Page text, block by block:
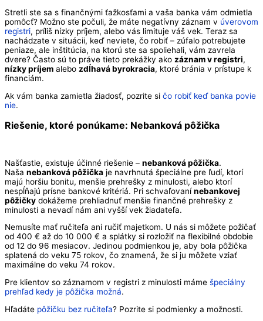
Stretli ste sa s finančnými ťažkosťami a vaša banka vám odmietla
pomôcť? Možno ste počuli, že máte negatívny záznam v úverovom
registri, príliš nízky príjem, alebo vás limituje váš vek. Teraz sa
nachádzate v situácii, keď neviete, čo robiť – zúfalo potrebujete
peniaze, ale inštitúcia, na ktorú ste sa spoliehali, vám zavrela
dvere? Často sú to práve tieto prekážky ako záznam v registri,
nízky príjem alebo zdĺhavá byrokracia, ktoré bránia v prístupe k
financiám.
Ak vám banka zamietla žiadosť, pozrite si čo robiť keď banka povie
nie.
Riešenie, ktoré ponúkame: Nebanková pôžička
Našťastie, existuje účinné riešenie – nebanková pôžička.
Naša nebanková pôžička je navrhnutá špeciálne pre ľudí, ktorí
majú horšiu bonitu, menšie prehrešky z minulosti, alebo ktorí
nespĺňajú prísne bankové kritériá. Pri schvaľovanínebankovej
pôžičky dokážeme prehliadnuť menšie finančné prehrešky z
minulosti a nevadí nám ani vyšší vek žiadateľa.
Nemusíte mať ručiteľa ani ručiť majetkom. U nás si môžete požičať
od 400 € až do 10 000 € a splátky si rozložiť na flexibilné obdobie
od 12 do 96 mesiacov. Jedinou podmienkou je, aby bola pôžička
splatená do veku 75 rokov, čo znamená, že si ju môžete vziať
maximálne do veku 74 rokov.
Pre klientov so záznamom v registri z minulosti máme špeciálny
prehľad kedy je pôžička možná.
Hľadáte pôžičku bez ručiteľa? Pozrite si podmienky a možnosti.